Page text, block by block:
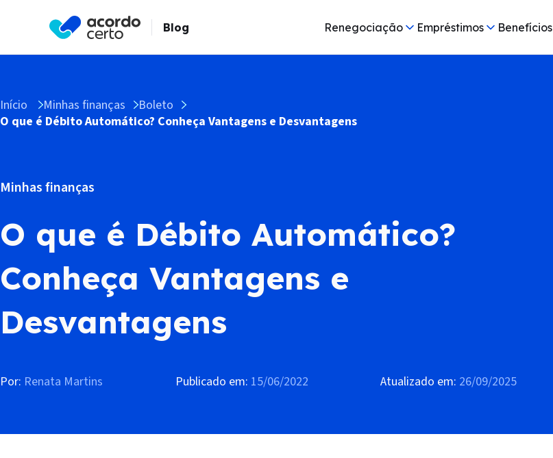
Blog Renegociação Empréstimos Benefícios
Início Minhas finanças
Boleto
O que é Débito Automático? Conheça Vantagens e Desvantagens
Minhas finanças
O que é Débito Automático?
Conheça Vantagens e
Desvantagens
Por: Renata Martins Publicado em: 15/06/2022 Atualizado em: 26/09/2025